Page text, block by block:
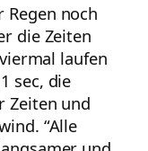
noch
die Zeiten
laufen
sec, die
Zeiten und
“Alle